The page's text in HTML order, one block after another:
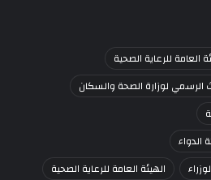
للرعاية الصحية
الرسمي لوزارة الصحة والسكان
الدواء
الهيئة العامة للرعاية الصحية